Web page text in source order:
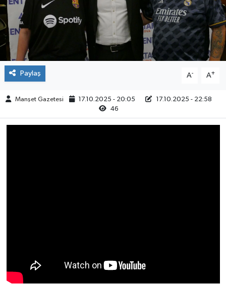
Paylaş A- A+
Manşet Gazetesi 17.10.2025 - 20:05
17.10.2025 - 22:58
46